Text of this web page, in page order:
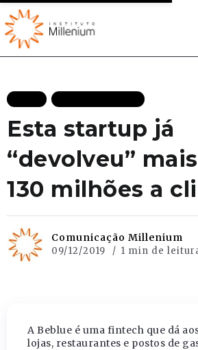
Esta startup já
“devolveu”
130 milhões a
Comunicação Millenium
09/12/2019 1 min de
A Beblue é uma fintech que dá
lojas, restaurantes e postos de